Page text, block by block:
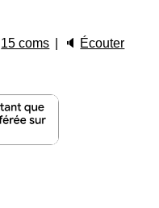
15 coms 🔈 Écouter